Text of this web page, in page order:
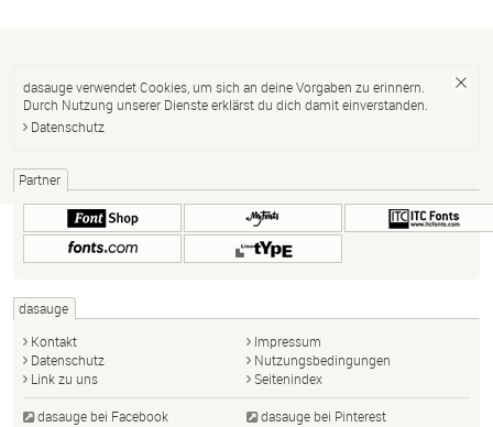
dasauge verwendet Cookies, um sich an deine Vorgaben zu erinnern.
Durch Nutzung unserer Dienste erklärst du dich damit einverstanden.
Datenschutz
Partner
dasauge
Kontakt
Impressum
Datenschutz
Nutzungsbedingungen
Link zu uns
Seitenindex
dasauge bei Facebook dasauge bei Pinterest